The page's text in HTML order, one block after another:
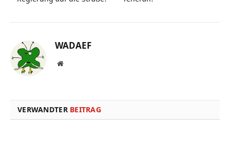
WADAEF
Website
VERWANDTER BEITRAG